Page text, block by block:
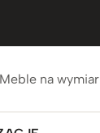
Meble na wymiar